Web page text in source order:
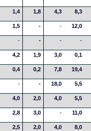
1,4 1,8 4,3 8,3
1,5 - - 12,0
- - - -
4,2 1,9 3,0 0,1
0,4 0,2 7,8 19,4
- - 18,0 5,5
4,0 2,0 4,0 5,5
2,8 3,0 - 11,0
2,5 2,0 4,0 8,0